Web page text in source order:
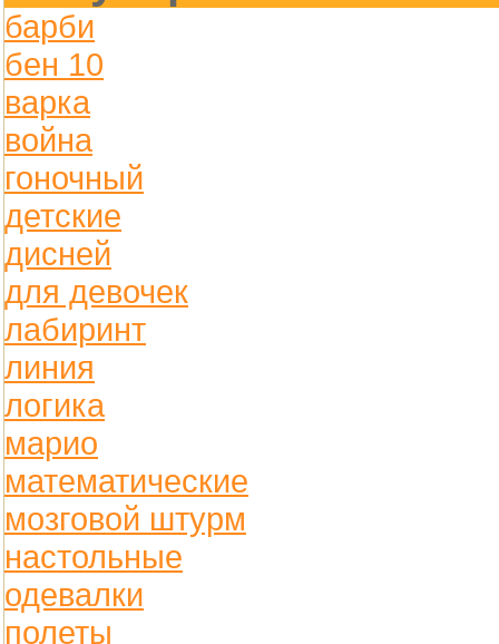
барби
бен 10
варка
война
гоночный
детские
дисней
для девочек
лабиринт
линия
логика
марио
математические
мозговой штурм
настольные
одевалки
полеты